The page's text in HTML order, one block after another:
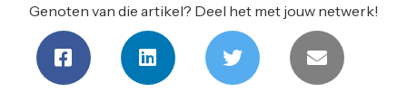
Genoten van die artikel? Deel het met jouw netwerk!